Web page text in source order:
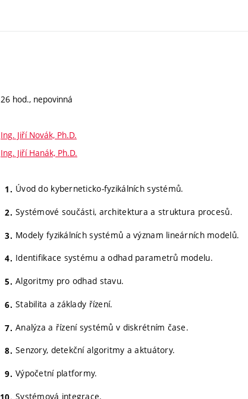
26 hod., nepovinná
Ing. Jiří Novák, Ph.D.
Ing. Jiří Hanák, Ph.D.
Úvod do kyberneticko-fyzikálních systémů.
Systémové součásti, architektura a struktura procesů.
Modely fyzikálních systémů a význam lineárních modelů.
Identifikace systému a odhad parametrů modelu.
Algoritmy pro odhad stavu.
Stabilita a základy řízení.
Analýza a řízení systémů v diskrétním čase.
Senzory, detekční algoritmy a aktuátory.
Výpočetní platformy.
Systémová integrace.